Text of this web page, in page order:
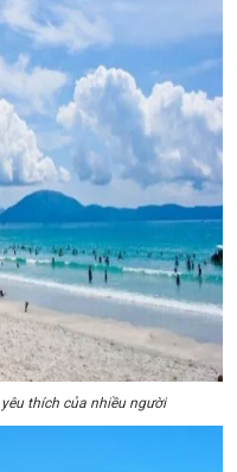
thích của nhiều người